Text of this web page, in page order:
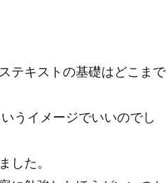
テキストの基礎はどこまで
うイメージでいいのでし
した。